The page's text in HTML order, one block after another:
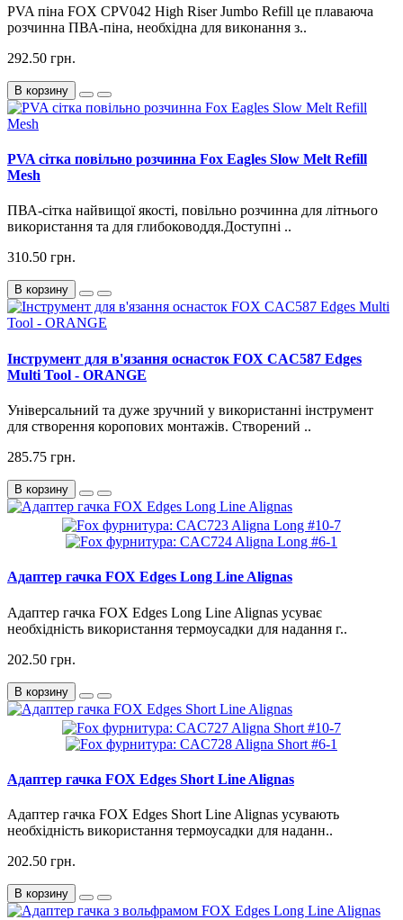
PVA піна FOX CPV042 High Riser Jumbo Refill це плаваюча
розчинна ПВА-піна, необхідна для виконання з..
292.50 грн.
В корзину
PVA сітка повільно розчинна Fox Eagles Slow Melt Refill
Mesh
ПВА-сітка найвищої якості, повільно розчинна для літнього
використання та для глибоководдя.Доступні ..
310.50 грн.
В корзину
Інструмент для в'язання оснасток FOX CAC587 Edges
Multi Tool - ORANGE
Універсальний та дуже зручний у використанні інструмент
для створення коропових монтажів. Створений ..
285.75 грн.
В корзину
Адаптер гачка FOX Edges Long Line Alignas
Адаптер гачка FOX Edges Long Line Alignas усуває
необхідність використання термоусадки для надання г..
202.50 грн.
В корзину
Адаптер гачка FOX Edges Short Line Alignas
Адаптер гачка FOX Edges Short Line Alignas усувають
необхідність використання термоусадки для наданн..
202.50 грн.
В корзину